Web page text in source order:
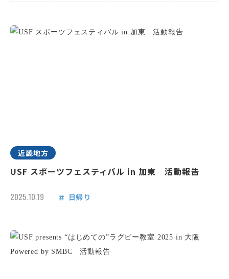
近畿地方
USF スポーツフェスティバル in 加東 活動報告
2025.10.19 日帰り